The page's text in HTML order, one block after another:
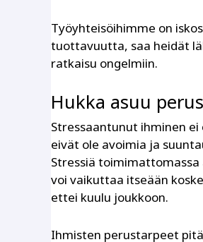
Työyhteisöihimme on
tuottavuutta, saa heidät l
ratkaisu ongelmiin.
Hukka asuu
Stressaantunut ihminen
eivät ole avoimia ja
Stressiä
voi vaikuttaa itseään
ettei kuulu joukkoon.
Ihmisten perustarpeet